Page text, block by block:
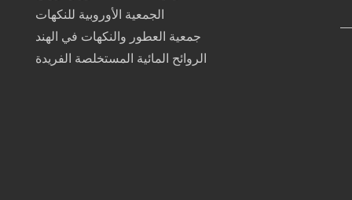
الجمعية الأوروبية للنكهات
جمعية العطور والنكهات في الهند
الروائح المائية المستخلصة الفريدة